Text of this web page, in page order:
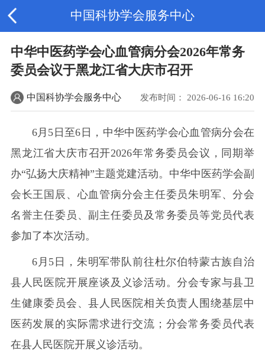
中国科协学会服务中心
中华中医药学会心血管病分会2026年常务
委员会议于黑龙江省大庆市召开
中国科协学会服务中心 发布时间： 2026-06-16 16:20
6月5日至6日，中华中医药学会心血管病分会在
黑龙江省大庆市召开2026年常务委员会议，同期举
办“弘扬大庆精神”主题党建活动。中华中医药学会副
会长王国辰、心血管病分会主任委员朱明军、分会
名誉主任委员、副主任委员及常务委员等党员代表
参加了本次活动。
6月5日，朱明军带队前往杜尔伯特蒙古族自治
县人民医院开展座谈及义诊活动。分会专家与县卫
生健康委员会、县人民医院相关负责人围绕基层中
医药发展的实际需求进行交流；分会常务委员代表
在县人民医院开展义诊活动。